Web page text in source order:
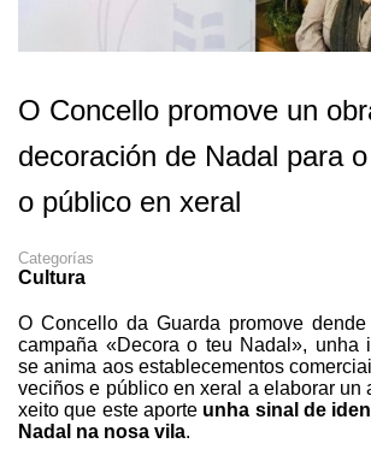
O Concello promove un
decoración de Nadal para
o público en xeral
Categorías
Cultura
O Concello da Guarda promove
campaña «Decora o teu Nadal», unha
se anima aos establecementos
veciños e público en xeral a elaborar un
xeito que este aporte unha sinal de
Nadal na nosa vila.